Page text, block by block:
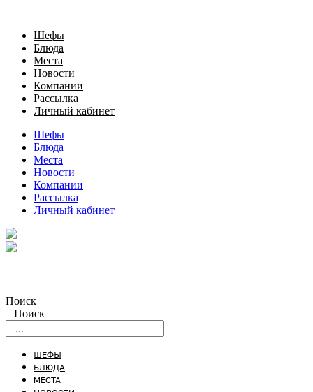
Шефы
Блюда
Места
Новости
Компании
Рассылка
Личный кабинет
Шефы
Блюда
Места
Новости
Компании
Рассылка
Личный кабинет
Поиск
Поиск
ШЕФЫ
БЛЮДА
МЕСТА